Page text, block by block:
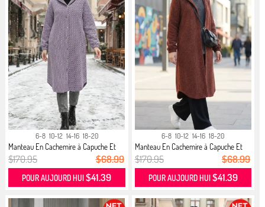
6-8 10-12 14-16 18-20
Manteau En Cachemire à Capuche Et
B...
$170.95 $68.99
POUR AUJOURD HUI$41.39
6-8 10-12 14-16 18-20
Manteau En Cachemire à Capuche Et
B...
$170.95 $68.99
POUR AUJOURD HUI $41.39